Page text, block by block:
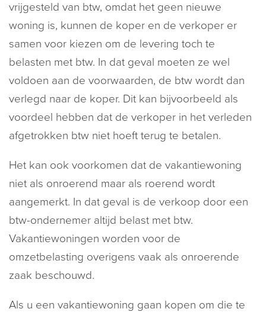
vrijgesteld van btw, omdat het geen nieuwe
woning is, kunnen de koper en de verkoper er
samen voor kiezen om de levering toch te
belasten met btw. In dat geval moeten ze wel
voldoen aan de voorwaarden, de btw wordt dan
verlegd naar de koper. Dit kan bijvoorbeeld als
voordeel hebben dat de verkoper in het verleden
afgetrokken btw niet hoeft terug te betalen.
Het kan ook voorkomen dat de vakantiewoning
niet als onroerend maar als roerend wordt
aangemerkt. In dat geval is de verkoop door een
btw-ondernemer altijd belast met btw.
Vakantiewoningen worden voor de
omzetbelasting overigens vaak als onroerende
zaak beschouwd.
Als u een vakantiewoning gaan kopen om die te